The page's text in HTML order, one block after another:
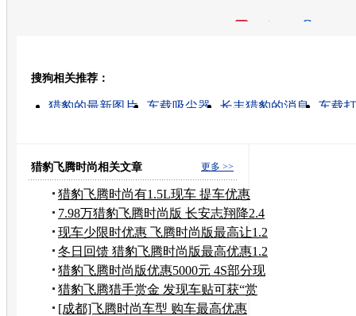
搜狗相关推荐：
猎豹的最新图片 车载吸尘器 长丰猎豹的消息
车载
更多 >>
猎豹飞腾时尚相关文章
猎豹飞腾时尚有1.5L现车 提车优惠
3000元
7.98万猎豹飞腾时尚版 长安志翔降2.4
万
现车少限时优惠 飞腾时尚版最高让1.2
万
冬日回馈 猎豹飞腾时尚版最高优惠1.2
万
猎豹飞腾时尚版优惠5000元 4S部分现
车
猎豹飞腾猎手赏金 发现车贴可获“赏
金”
[成都]飞腾时尚车型 购车最高优惠